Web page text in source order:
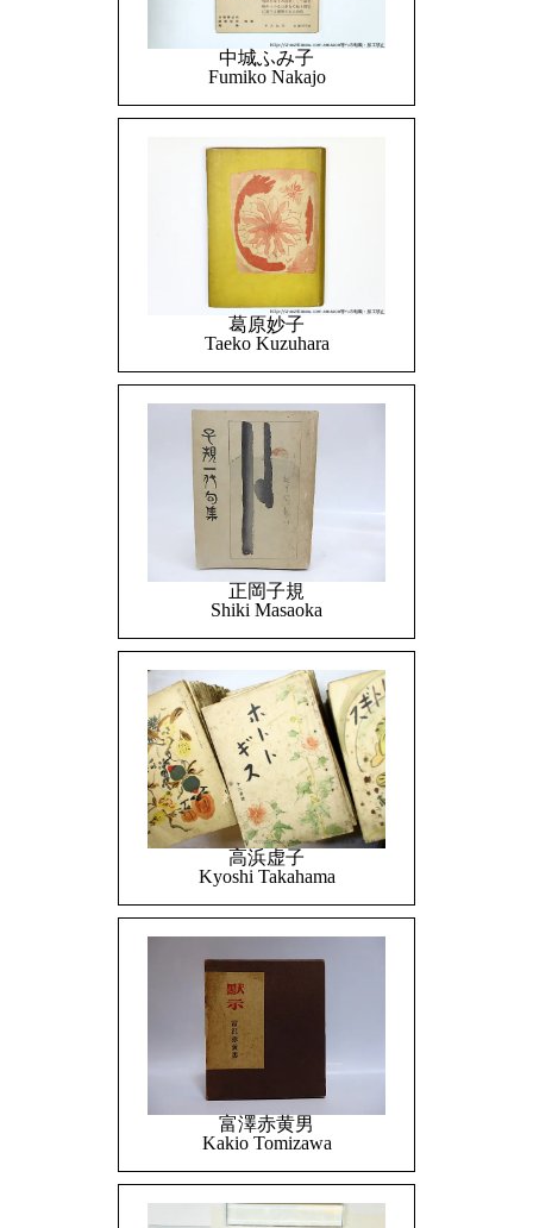
中城ふみ子
Fumiko Nakajo
葛原妙子
Taeko Kuzuhara
正岡子規
Shiki Masaoka
高浜虚子
Kyoshi Takahama
富澤赤黄男
Kakio Tomizawa